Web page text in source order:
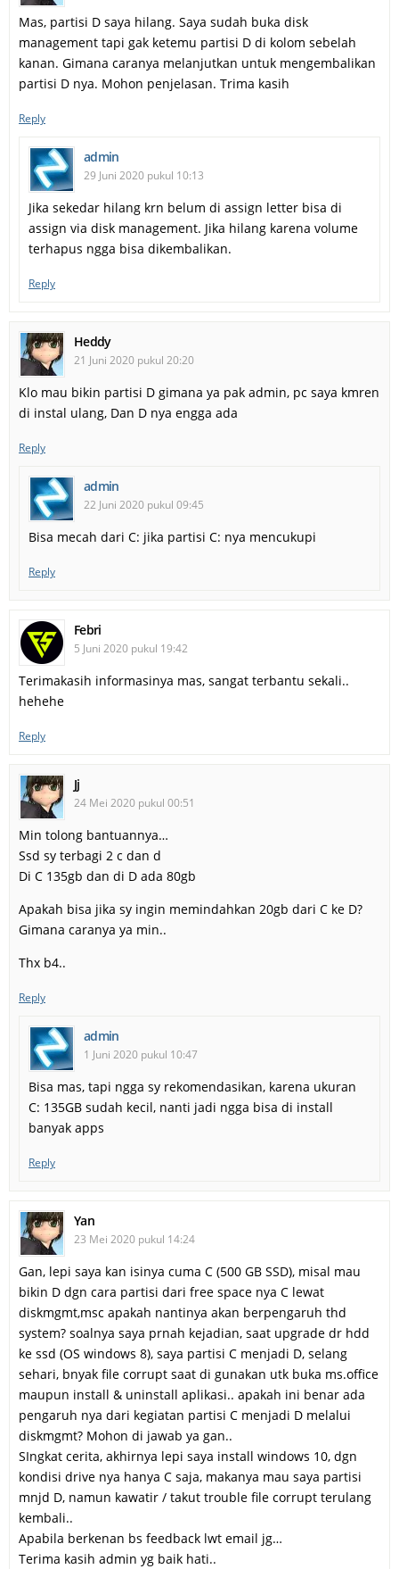
Mas, partisi D saya hilang. Saya sudah buka disk
management tapi gak ketemu partisi D di kolom sebelah
kanan. Gimana caranya melanjutkan untuk mengembalikan
partisi D nya. Mohon penjelasan. Trima kasih
Reply
admin
29 Juni 2020 pukul 10:13
Jika sekedar hilang krn belum di assign letter bisa di
assign via disk management. Jika hilang karena volume
terhapus ngga bisa dikembalikan.
Reply
Heddy
21 Juni 2020 pukul 20:20
Klo mau bikin partisi D gimana ya pak admin, pc saya kmren
di instal ulang, Dan D nya engga ada
Reply
admin
22 Juni 2020 pukul 09:45
Bisa mecah dari C: jika partisi C: nya mencukupi
Reply
Febri
5 Juni 2020 pukul 19:42
Terimakasih informasinya mas, sangat terbantu sekali..
hehehe
Reply
Jj
24 Mei 2020 pukul 00:51
Min tolong bantuannya…
Ssd sy terbagi 2 c dan d
Di C 135gb dan di D ada 80gb
Apakah bisa jika sy ingin memindahkan 20gb dari C ke D?
Gimana caranya ya min..
Thx b4..
Reply
admin
1 Juni 2020 pukul 10:47
Bisa mas, tapi ngga sy rekomendasikan, karena ukuran
C: 135GB sudah kecil, nanti jadi ngga bisa di install
banyak apps
Reply
Yan
23 Mei 2020 pukul 14:24
Gan, lepi saya kan isinya cuma C (500 GB SSD), misal mau
bikin D dgn cara partisi dari free space nya C lewat
diskmgmt,msc apakah nantinya akan berpengaruh thd
system? soalnya saya prnah kejadian, saat upgrade dr hdd
ke ssd (OS windows 8), saya partisi C menjadi D, selang
sehari, bnyak file corrupt saat di gunakan utk buka ms.office
maupun install & uninstall aplikasi.. apakah ini benar ada
pengaruh nya dari kegiatan partisi C menjadi D melalui
diskmgmt? Mohon di jawab ya gan..
SIngkat cerita, akhirnya lepi saya install windows 10, dgn
kondisi drive nya hanya C saja, makanya mau saya partisi
mnjd D, namun kawatir / takut trouble file corrupt terulang
kembali..
Apabila berkenan bs feedback lwt email jg…
Terima kasih admin yg baik hati..